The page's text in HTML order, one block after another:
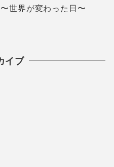
世界が変わった日〜
イブ